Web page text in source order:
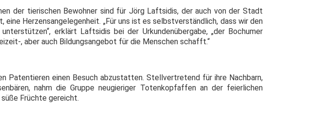
der tierischen Bewohner sind für Jörg Laftsidis, der auch von der Stadt
Herzensangelegenheit. „Für uns ist es selbstverständlich, dass wir den
erklärt Laftsidis bei der Urkundenübergabe, „der Bochumer
, aber auch Bildungsangebot für die Menschen schafft.“
Patentieren einen Besuch abzustatten. Stellvertretend für ihre Nachbarn,
nahm die Gruppe neugieriger Totenkopfaffen an der feierlichen
Früchte gereicht.